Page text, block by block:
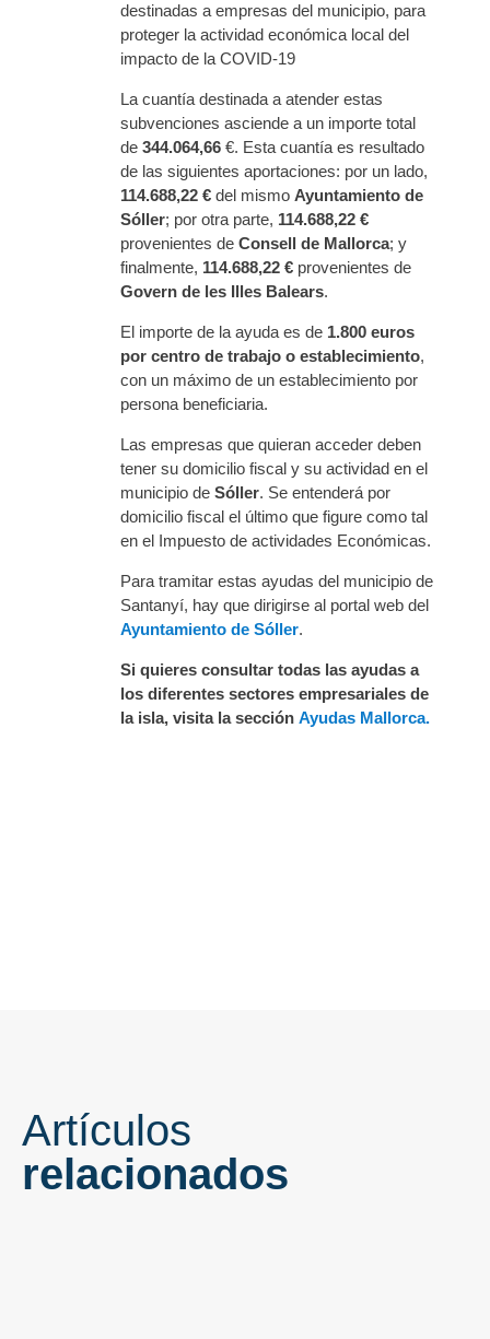
destinadas a empresas del municipio, para
proteger la actividad económica local del
impacto de la COVID-19
La cuantía destinada a atender estas
subvenciones asciende a un importe total
de 344.064,66 €. Esta cuantía es resultado
de las siguientes aportaciones: por un lado,
114.688,22 € del mismo Ayuntamiento de
Sóller; por otra parte, 114.688,22 €
provenientes de Consell de Mallorca; y
finalmente, 114.688,22 € provenientes de
Govern de les Illes Balears.
El importe de la ayuda es de 1.800 euros
por centro de trabajo o establecimiento,
con un máximo de un establecimiento por
persona beneficiaria.
Las empresas que quieran acceder deben
tener su domicilio fiscal y su actividad en el
municipio de Sóller. Se entenderá por
domicilio fiscal el último que figure como tal
en el Impuesto de actividades Económicas.
Para tramitar estas ayudas del municipio de
Santanyí, hay que dirigirse al portal web del
Ayuntamiento de Sóller.
Si quieres consultar todas las ayudas a
los diferentes sectores empresariales de
la isla, visita la sección Ayudas Mallorca.
Artículos
relacionados